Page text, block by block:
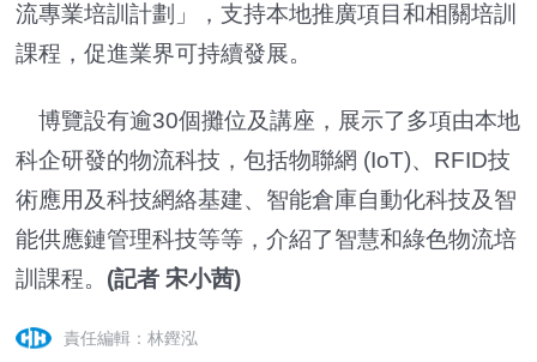
流專業培訓計劃」，支持本地推廣項目和相關培訓
課程，促進業界可持續發展。
博覽設有逾30個攤位及講座，展示了多項由本地
科企研發的物流科技，包括物聯網 (IoT)、RFID技
術應用及科技網絡基建、智能倉庫自動化科技及智
能供應鏈管理科技等等，介紹了智慧和綠色物流培
訓課程。 (記者 宋小茜)
責任編輯：林鏗泓